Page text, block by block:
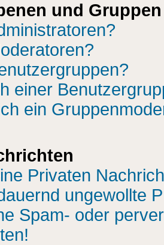
und Gruppen
einer
ein
Privaten
ungewollte
Spam- oder